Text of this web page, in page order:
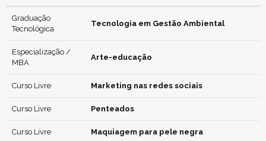
Graduação
Tecnológica
Tecnologia em Gestão Ambiental
Especialização /
MBA
Arte-educação
Curso Livre Marketing nas redes sociais
Curso Livre Penteados
Curso Livre Maquiagem para pele negra